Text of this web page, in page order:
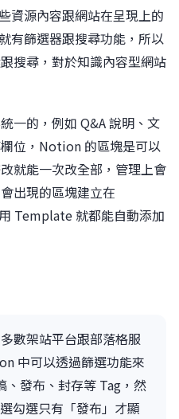
資源內容跟網站在呈現上的
有篩選器跟搜尋功能，所以
搜尋，對於知識內容型網站
一的，例如 Q&A 說明、文
位，Notion 的區塊是可以
就能一次改全部，管理上會
出現的區塊建立在
Template 就都能自動添加
數架站平台跟部落格服
中可以透過篩選功能來
、發布、封存等 Tag，然
勾選只有「發布」才顯